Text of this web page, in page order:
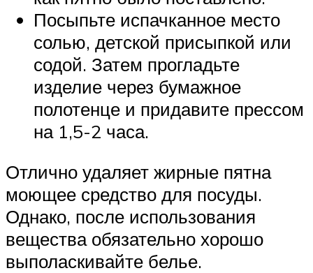
Посыпьте испачканное место
солью, детской присыпкой или
содой. Затем прогладьте
изделие через бумажное
полотенце и придавите прессом
на 1,5-2 часа.
Отлично удаляет жирные пятна
моющее средство для посуды.
Однако, после использования
вещества обязательно хорошо
выполаскивайте белье.